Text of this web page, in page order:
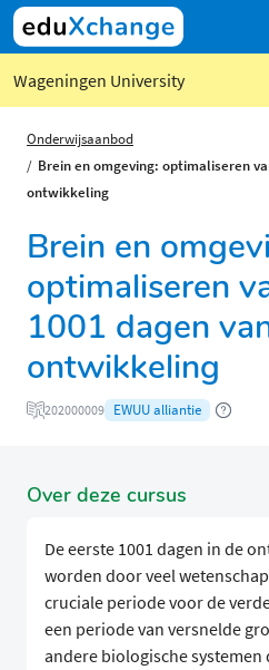
Wageningen University
Onderwijsaanbod
Brein en omgeving: optimaliseren
ontwikkeling
Brein en
optimaliseren
1001 dagen
ontwikkeling
202000009 EWUU alliantie
Over deze cursus
De eerste 1001 dagen in de
worden door veel
cruciale periode voor de
een periode van versnelde
andere biologische